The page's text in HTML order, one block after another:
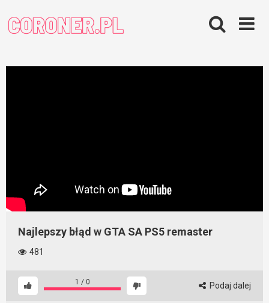
content
Najlepszy błąd w GTA SA PS5 remaster
481
1 / 0 Podaj dalej